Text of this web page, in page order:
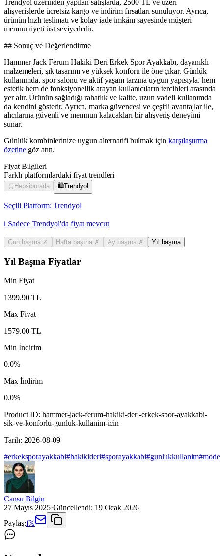
Trendyol üzerinden yapılan satışlarda, 2500 TL ve üzeri
alışverişlerde ücretsiz kargo ve indirim fırsatları sunuluyor. Ayrıca,
ürünün hızlı teslimatı ve kolay iade imkânı sayesinde müşteri
memnuniyeti üst seviyededir.
## Sonuç ve Değerlendirme
Hammer Jack Ferum Hakiki Deri Erkek Spor Ayakkabı, dayanıklı
malzemeleri, şık tasarımı ve yüksek konforu ile öne çıkar. Günlük
kullanımda, spor salonu ve aktif yaşam tarzına uygun yapısıyla, hem
estetik hem de fonksiyonellik arayan kullanıcıların tercihleri arasında
yer alır. Ürünün sağladığı rahatlık ve kalite, uzun vadeli kullanımda
da kendini gösterir. Ayrıca, marka güvencesi ve çeşitli avantajlar ile,
alıcılarına güvenli ve memnun kalacakları bir alışveriş deneyimi
sunar.
Günlük kombinlerinize uygun alternatifi bulmak için karşılaştırma
özetine göz atın.
Fiyat Bilgileri
Farklı platformlardaki fiyat trendleri
🛒 Hepsiburada 🛍️Trendyol
Seçili Platform: Trendyol
ℹ️ Sadece Trendyol'da fiyat mevcut
Gün başına ✗ Hafta başına ✗ Ay başına ✗ Yıl başına
Yıl Başına Fiyatlar
Min Fiyat
1399.90 TL
Max Fiyat
1579.00 TL
Min İndirim
0.0%
Max İndirim
0.0%
Product ID: hammer-jack-ferum-hakiki-deri-erkek-spor-ayakkabi-
sik-ve-konforlu-gunluk-kullanim-icin
Tarih: 2026-08-09
#erkeksporayakkabi#hakikideri#sporayakkabi#gunlukkullanim#
Cansu Bilgin
27 Mayıs 2025·Güncellendi: 19 Ocak 2026
Paylaş:f𝕏